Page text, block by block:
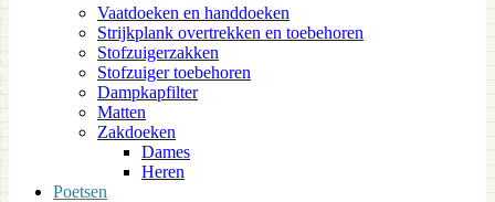
Vaatdoeken en handdoeken
Strijkplank overtrekken en toebehoren
Stofzuigerzakken
Stofzuiger toebehoren
Dampkapfilter
Matten
Zakdoeken
Dames
Heren
Poetsen